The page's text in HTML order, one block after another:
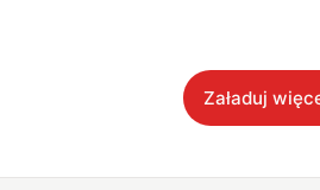
Załaduj